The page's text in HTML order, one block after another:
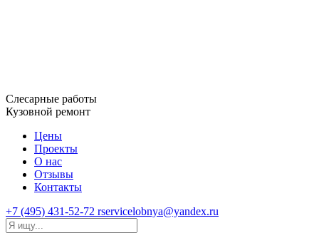
Слесарные работы
Кузовной ремонт
Цены
Проекты
О нас
Отзывы
Контакты
+7 (495) 431-52-72 rservicelobnya@yandex.ru